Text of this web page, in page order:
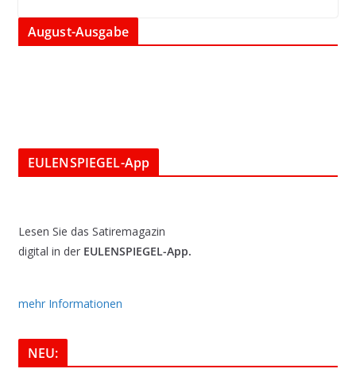
August-Ausgabe
EULENSPIEGEL-App
Lesen Sie das Satiremagazin
digital in der EULENSPIEGEL-App.
mehr Informationen
NEU: